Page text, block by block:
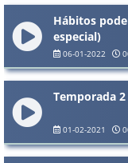
Hábitos
especial)
06-01-2022
Temporada
01-02-2021